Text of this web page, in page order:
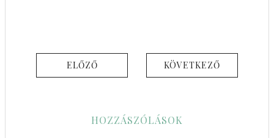
ELŐZŐ KÖVETKEZŐ
HOZZÁSZÓLÁSOK